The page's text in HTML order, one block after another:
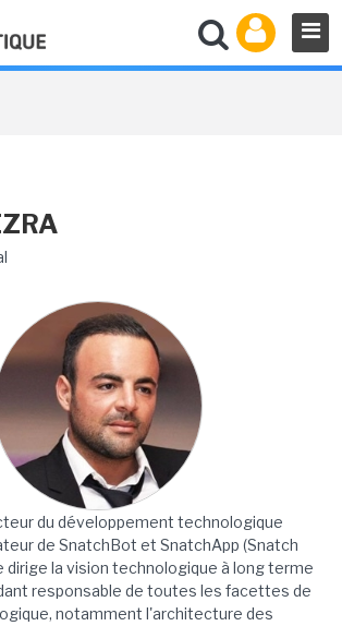
du développement technologique
de SnatchBot et SnatchApp (Snatch
dirige la vision technologique à long terme
responsable de toutes les facettes de
notamment l'architecture des